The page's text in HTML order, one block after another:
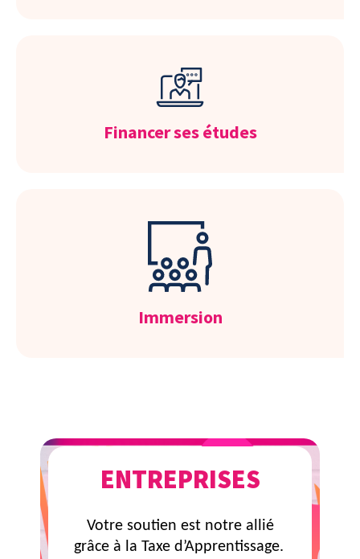
Financer ses études
Immersion
ENTREPRISES
Votre soutien est notre allié
grâce à la Taxe d’Apprentissage.